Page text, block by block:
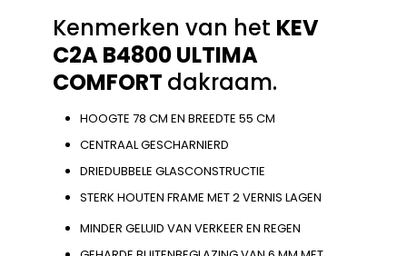
Kenmerken van het KEV
C2A B4800 ULTIMA
COMFORT dakraam.
HOOGTE 78 CM EN BREEDTE 55 CM
CENTRAAL GESCHARNIERD
DRIEDUBBELE GLASCONSTRUCTIE
STERK HOUTEN FRAME MET 2 VERNIS LAGEN
MINDER GELUID VAN VERKEER EN REGEN